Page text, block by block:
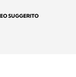
SUGGERITO